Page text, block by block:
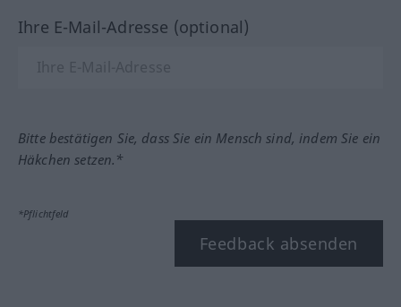
Ihre E-Mail-Adresse (optional)
Bitte bestätigen Sie, dass Sie ein Mensch sind, indem Sie ein
Häkchen setzen.*
*Pflichtfeld
Feedback absenden